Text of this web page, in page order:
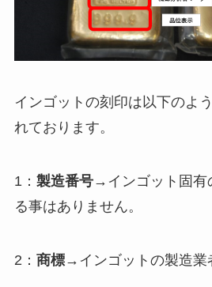
インゴットの刻印は以下のよ
れております。
1： 製造番号→インゴット固有
る事はありません。
2： 商標→インゴットの製造業